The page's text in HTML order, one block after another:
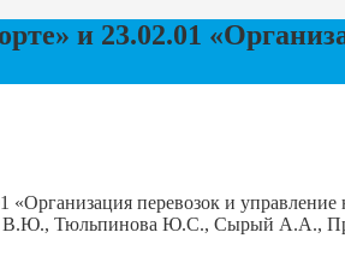
и 23.02.01
перевозок и управление
В.Ю., Тюльпинова Ю.С., Сырый А.А.,